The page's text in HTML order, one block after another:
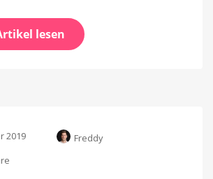
lesen
2019
Freddy